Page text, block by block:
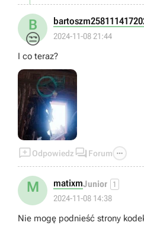
B
😒 2024-11-08 21:44
I co teraz?
Odpowiedz  Forum 
M matixmJunior 1
2024-11-08 14:38
Nie mogę podnieść strony